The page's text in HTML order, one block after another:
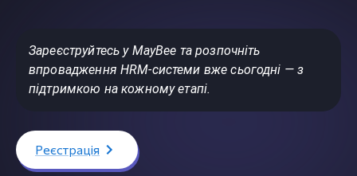
Зареєструйтесь у MayBee та розпочніть
впровадження HRM-системи вже сьогодні — з
підтримкою на кожному етапі.
Реєстрація